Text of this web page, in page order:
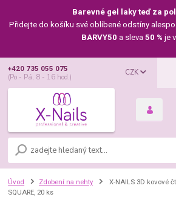
Barevné gel laky teď za
Přidejte do košíku své oblíbené odstíny
BARVY50 a sleva 50 % je
CZK
+420 735 055 075
(Po - Pá, 8 - 16 hod.)
Úvod Zdobení na nehty
X-NAILS 3D kovové
SQUARE, 20 ks